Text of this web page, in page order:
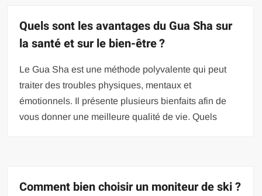
Quels sont les avantages du Gua Sha sur
la santé et sur le bien-être ?
Le Gua Sha est une méthode polyvalente qui peut
traiter des troubles physiques, mentaux et
émotionnels. Il présente plusieurs bienfaits afin de
vous donner une meilleure qualité de vie. Quels
Comment bien choisir un moniteur de ski ?